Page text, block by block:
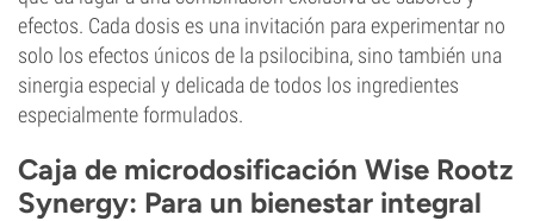
efectos. Cada dosis es una invitación para experimentar no
solo los efectos únicos de la psilocibina, sino también una
sinergia especial y delicada de todos los ingredientes
especialmente formulados.
Caja de microdosificación Wise Rootz
Synergy: Para un bienestar integral